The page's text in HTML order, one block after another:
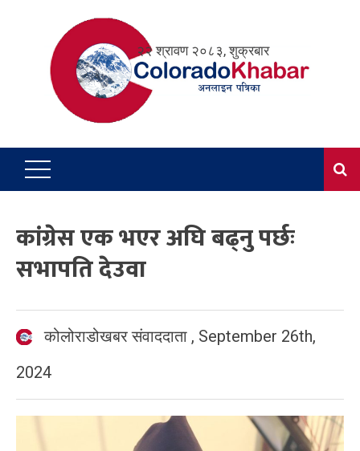
२२ श्रावण २०८३, शुक्रबार
कांग्रेस एक भएर अघि बढ्नु पर्छः
सभापति देउवा
कोलोराडोखबर संवाददाता , September 26th,
2024